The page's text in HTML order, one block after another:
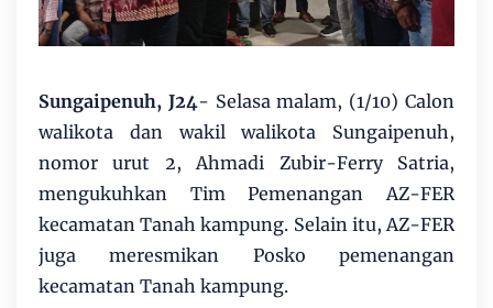
Sungaipenuh, J24- Selasa malam, (1/10) Calon
walikota dan wakil walikota Sungaipenuh,
nomor urut 2, Ahmadi Zubir-Ferry Satria,
mengukuhkan Tim Pemenangan AZ-FER
kecamatan Tanah kampung. Selain itu, AZ-FER
juga meresmikan Posko pemenangan
kecamatan Tanah kampung.